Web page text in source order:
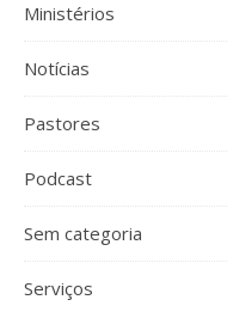
Ministérios
Notícias
Pastores
Podcast
Sem categoria
Serviços